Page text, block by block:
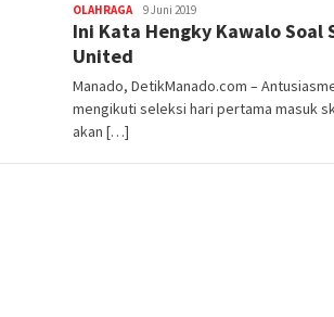
OLAHRAGA Redaktur
DetikManado
9 Juni 2019
Ini Kata Hengky Kawalo Soal
United
Manado, DetikManado.com –
mengikuti seleksi hari pertama masuk
akan […]